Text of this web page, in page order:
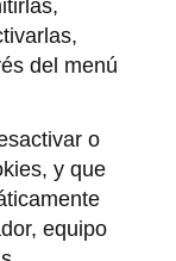
del menú
o
y que
equipo